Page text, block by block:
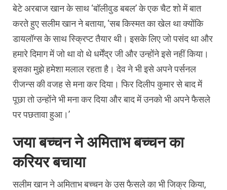
बेटे अरबाज खान के साथ ‘बॉलीवुड बबल’ के एक चैट शो में बात
करते हुए सलीम खान ने बताया, ‘सब किस्मत का खेल था क्योंकि
डायलॉग्स के साथ स्क्रिप्ट तैयार थी। इसके लिए जो पसंद था और
हमारे दिमाग में जो था वो थे धर्मेंद्र जी और उन्होंने इसे नहीं किया।
इसका मुझे हमेशा मलाल रहता है। देव ने भी इसे अपने पर्सनल
रीजन्स की वजह से मना कर दिया। फिर दिलीप कुमार से बाद में
पूछा तो उन्होंने भी मना कर दिया और बाद में उनको भी अपने फैसले
पर पछतावा हुआ।’
जया बच्चन ने अमिताभ बच्चन का
करियर बचाया
सलीम खान ने अमिताभ बच्चन के उस फैसले का भी जिक्र किया,